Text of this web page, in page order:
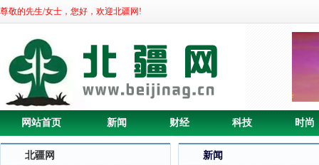
尊敬的先生/女士，您好，欢迎北疆网!
网站首页 新闻 财经 科技 时尚
北疆网 新闻